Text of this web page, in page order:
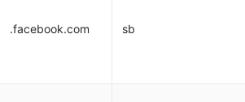
.facebook.com sb